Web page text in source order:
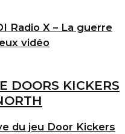
Radio X – La guerre
vidéo
du jeu Door Kickers